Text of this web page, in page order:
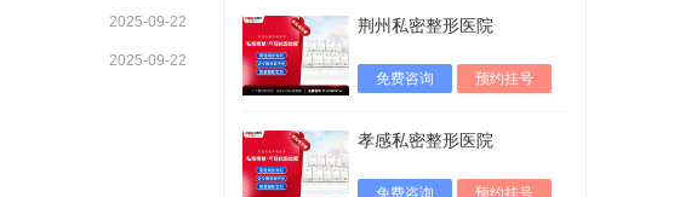
2025-09-22
2025-09-22
荆州私密整形医院
免费咨询 预约挂号
孝感私密整形医院